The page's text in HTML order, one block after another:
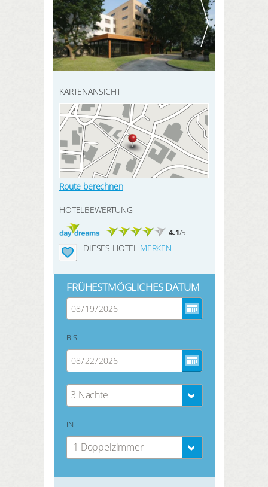
HIER REGISTRIEREN
Meine Buchungen
Meine Produkte
Meine Hotels
ANMELDEN
SUCHEN
KARTENANSICHT
Route berechnen
HOTELBEWERTUNG
4.1/5
DIESES HOTEL MERKEN
FRÜHESTMÖGLICHES DATUM
BIS
3 Nächte
IN
1 Doppelzimmer